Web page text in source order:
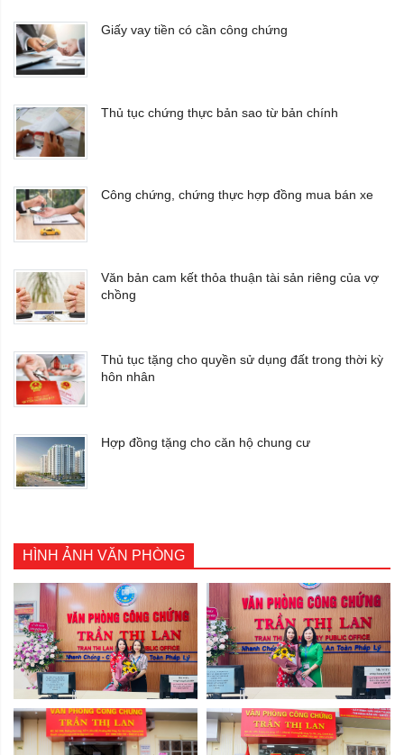
Giấy vay tiền có cần công chứng
Thủ tục chứng thực bản sao từ bản chính
Công chứng, chứng thực hợp đồng mua bán xe
Văn bản cam kết thỏa thuận tài sản riêng của vợ
chồng
Thủ tục tặng cho quyền sử dụng đất trong thời kỳ
hôn nhân
Hợp đồng tặng cho căn hộ chung cư
HÌNH ẢNH VĂN PHÒNG